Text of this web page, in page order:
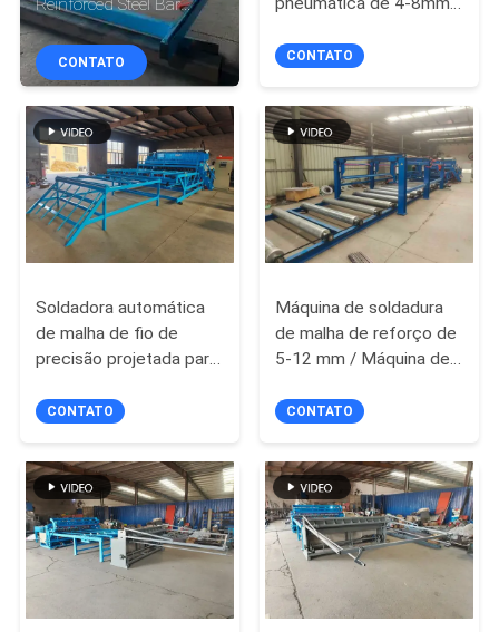
EXCURSÃO
DA
FÁBRICA
CONTROLE
DA
QUALIDADE
CONTACTE-
NOS
PEÇA
UMAS
CITAÇÕES
MAPA
Reinforced Steel Bar
Mesh Welding Machine
CONTATO CONTATO
Soldadora automática
de malha de fio de
precisão projetada para
uniformes e alta
fabricação de malha de
aço
CONTATO
Máquina de soldadura
de malha de reforço de
5-12 mm / Máquina de
malha de reforço de
CONTATO